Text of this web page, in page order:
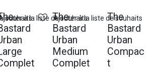
souhaits
The
Bastard
Urban
Medium
Complet
à la liste de souhaits
The
Bastard
Urban
Compac
t
Ajouter à la liste de souhaits